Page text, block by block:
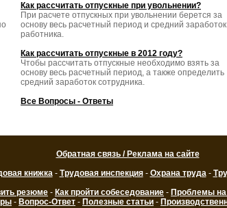
Как рассчитать отпускные при увольнении?
При расчете отпускных при увольнении берется за
основу весь расчетный период и средний заработок
работника.
Как рассчитать отпускные в 2012 году?
Чтобы рассчитать отпускные необходимо взять за
основу весь расчетный период, а также определить
средний заработок сотрудника.
Все Вопросы - Ответы
Обратная связь / Реклама на сайте
книжка- Трудовая инспекция- Охрана труда-
резюме - Как пройти собеседование - Проблемы на
- Вопрос-Ответ - Полезные статьи -